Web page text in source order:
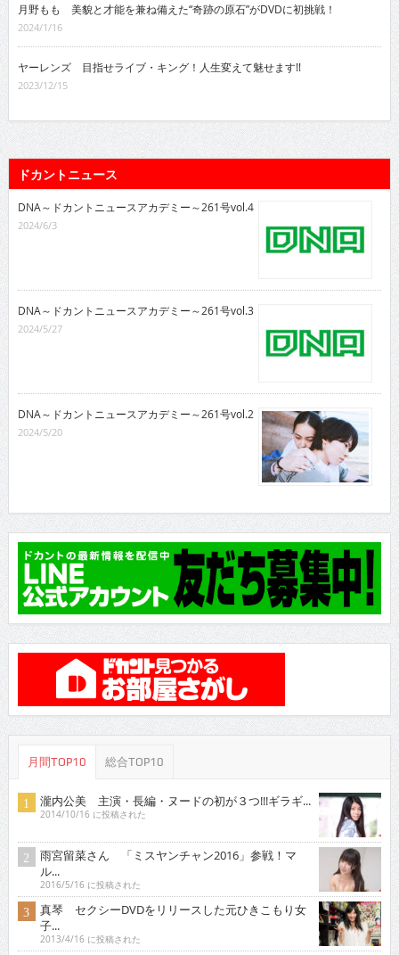
月野もも 美貌と才能を兼ね備えた“奇跡の原石”がDVDに初挑戦！
2024/1/16
ヤーレンズ 目指せライブ・キング！人生変えて魅せます!!
2023/12/15
ドカントニュース
DNA～ドカントニュースアカデミー～261号vol.4
2024/6/3
DNA～ドカントニュースアカデミー～261号vol.3
2024/5/27
DNA～ドカントニュースアカデミー～261号vol.2
2024/5/20
月間TOP10 総合TOP10
瀧内公美 主演・長編・ヌードの初が３つ!!!ギラギ...
2014/10/16 に投稿された
雨宮留菜さん 「ミスヤンチャン2016」参戦！マ
ル...
2016/5/16 に投稿された
真琴 セクシーDVDをリリースした元ひきこもり女
子...
2013/4/16 に投稿された